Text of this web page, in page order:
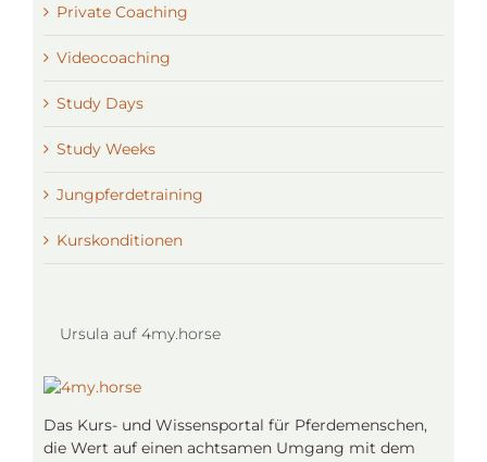
Private Coaching
Videocoaching
Study Days
Study Weeks
Jungpferdetraining
Kurskonditionen
Ursula auf 4my.horse
Das Kurs- und Wissensportal für Pferdemenschen,
die Wert auf einen achtsamen Umgang mit dem